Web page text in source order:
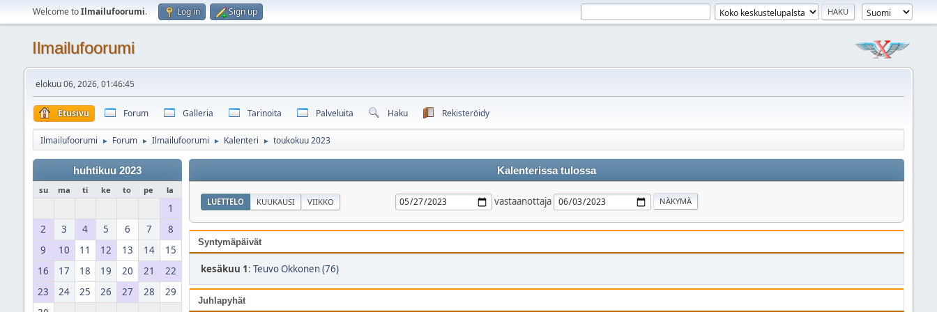
Welcome toIlmailufoorumi. Log in Sign up
Ilmailufoorumi
elokuu 06, 2026, 01:46:45
Etusivu Forum Galleria Tarinoita Palveluita Haku Rekisteröidy
Ilmailufoorumi ► Forum ► Ilmailufoorumi ► Kalenteri ► toukokuu 2023
huhtikuu 2023
su ma ti ke to pe la
1
2
3 4 5 6 7
8
9
10 11 12 13 14
15
16
17 18 19 20 21
22
23
24 25 26 27 28
29
Kalenterissa tulossa
LUETTELO KUUKAUSI VIIKKO vastaanottaja
Syntymäpäivät
kesäkuu 1: Teuvo Okkonen (76)
Juhlapyhät